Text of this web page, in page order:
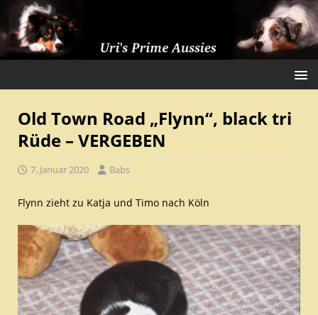
Old Town Road „Flynn“, black tri
Rüde – VERGEBEN
7. Januar 2020 Babs
Flynn zieht zu Katja und Timo nach Köln